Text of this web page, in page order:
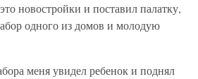
новостройки и поставил палатку,
одного из домов и молодую
меня увидел ребенок и поднял